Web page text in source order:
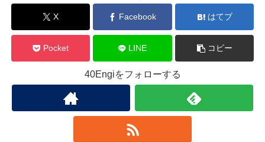
X Facebook はてブ
Pocket LINE コピー
40Engiをフォローする